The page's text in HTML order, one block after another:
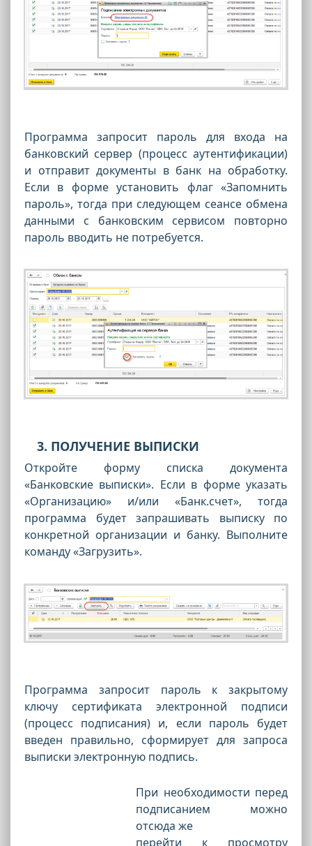
Программа запросит пароль для входа на
банковский сервер (процесс аутентификации)
и отправит документы в банк на обработку.
Если в форме установить флаг «Запомнить
пароль», тогда при следующем сеансе обмена
данными с банковским сервисом повторно
пароль вводить не потребуется.
3. ПОЛУЧЕНИЕ ВЫПИСКИ
Откройте форму списка документа
«Банковские выписки». Если в форме указать
«Организацию» и/или «Банк.счет», тогда
программа будет запрашивать выписку по
конкретной организации и банку. Выполните
команду «Загрузить».
Программа запросит пароль к закрытому
ключу сертификата электронной подписи
(процесс подписания) и, если пароль будет
введен правильно, сформирует для запроса
выписки электронную подпись.
При необходимости перед
подписанием можно
отсюда же
перейти к просмотру